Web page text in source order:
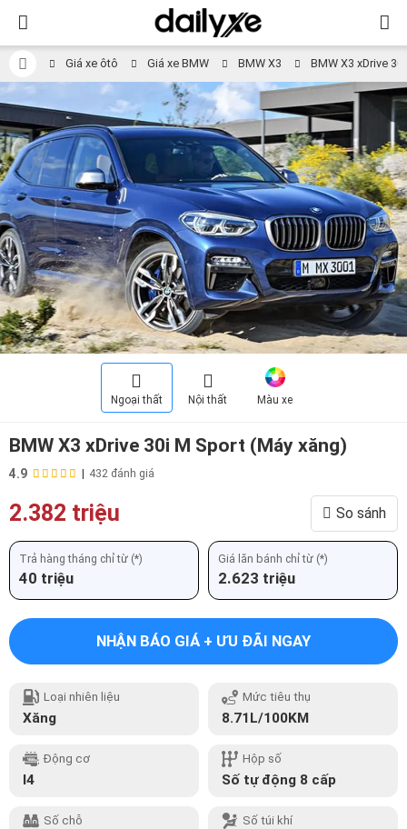
Giá xe ôtô Giá xe BMW BMW X3 BMW X3 xDrive
Ngoại thất Nội thất Màu xe
BMW X3 xDrive 30i M Sport (Máy xăng)
4.9 | 432 đánh giá
2.382 triệu So sánh
Trả hàng tháng chỉ từ (*)
40 triệu
Giá lăn bánh chỉ từ (*)
2.623 triệu
NHẬN BÁO GIÁ + ƯU ĐÃI NGAY
Loại nhiên liệu
Xăng
Mức tiêu thụ
8.71L/100KM
Động cơ
I4
Hộp số
Số tự động 8 cấp
Số chỗ Số túi khí